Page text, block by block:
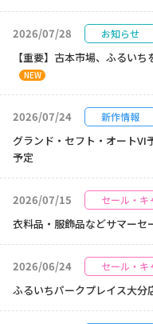
2026/07/28 お知らせ
【重要】古本市場、ふるい
NEW
2026/07/24 新作情報
グランド・セフト・オートVI
予定
2026/07/15 セール・キ
衣料品・服飾品などサマーセ
2026/06/24 セール・キ
ふるいちパークプレイス大分